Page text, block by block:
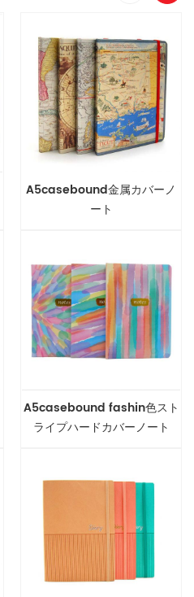
A5casebound金属カバーノ
ート
A5casebound fashin色スト
ライプハードカバーノート